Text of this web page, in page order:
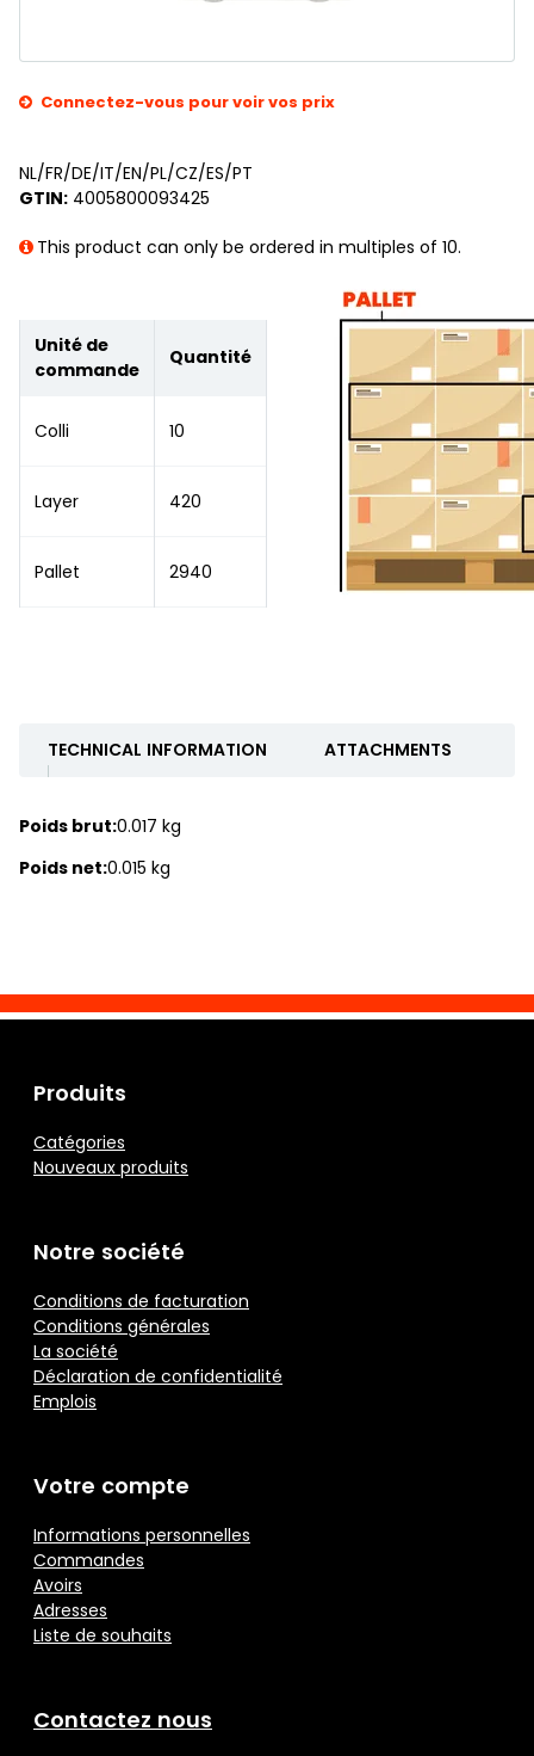
Connectez-vous pour voir vos prix
NL/FR/DE/IT/EN/PL/CZ/ES/PT
GTIN: 4005800093425
This product can only be ordered in multiples of 10.
Unité de
commande
Quantité
Colli 10
Layer 420
Pallet 2940
TECHNICAL INFORMATION ATTACHMENTS
Poids brut:0.017 kg
Poids net:0.015 kg
Produits
Catégories
Nouveaux produits
Notre société
Conditions de facturation
Conditions générales
La société
Déclaration de confidentialité
Emplois
Votre compte
Informations personnelles
Commandes
Avoirs
Adresses
Liste de souhaits
Contactez nous